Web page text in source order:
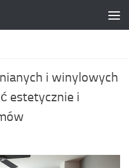
i winylowych
estetycznie i